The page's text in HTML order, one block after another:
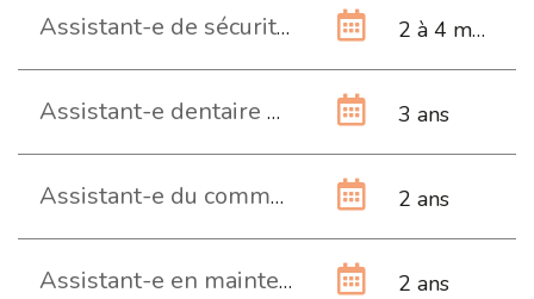
Assistant-e de sécurité publique 2 à 4 mois
Assistant-e dentaire CFC 3 ans
Assistant-e du commerce de détail AFP 2 ans
Assistant-e en maintenance d’automobiles AFP 2 ans